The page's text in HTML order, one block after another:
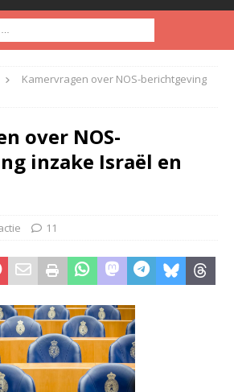
Kamervragen over NOS-berichtgeving
over NOS-
inzake Israël en
11